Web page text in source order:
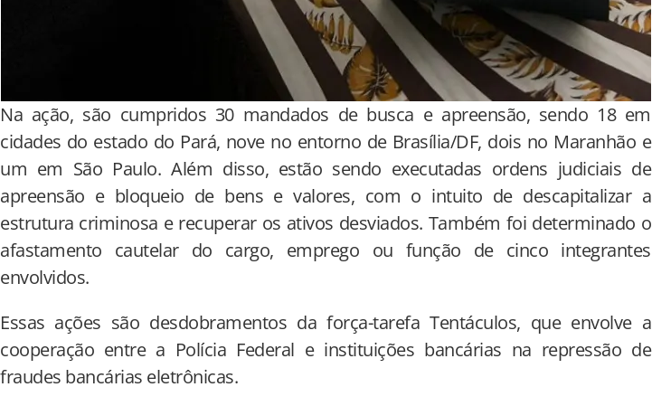
Na ação, são cumpridos 30 mandados de busca e apreensão, sendo 18 em
cidades do estado do Pará, nove no entorno de Brasília/DF, dois no Maranhão e
um em São Paulo. Além disso, estão sendo executadas ordens judiciais de
apreensão e bloqueio de bens e valores, com o intuito de descapitalizar a
estrutura criminosa e recuperar os ativos desviados. Também foi determinado o
afastamento cautelar do cargo, emprego ou função de cinco integrantes
envolvidos.
Essas ações são desdobramentos da força-tarefa Tentáculos, que envolve a
cooperação entre a Polícia Federal e instituições bancárias na repressão de
fraudes bancárias eletrônicas.